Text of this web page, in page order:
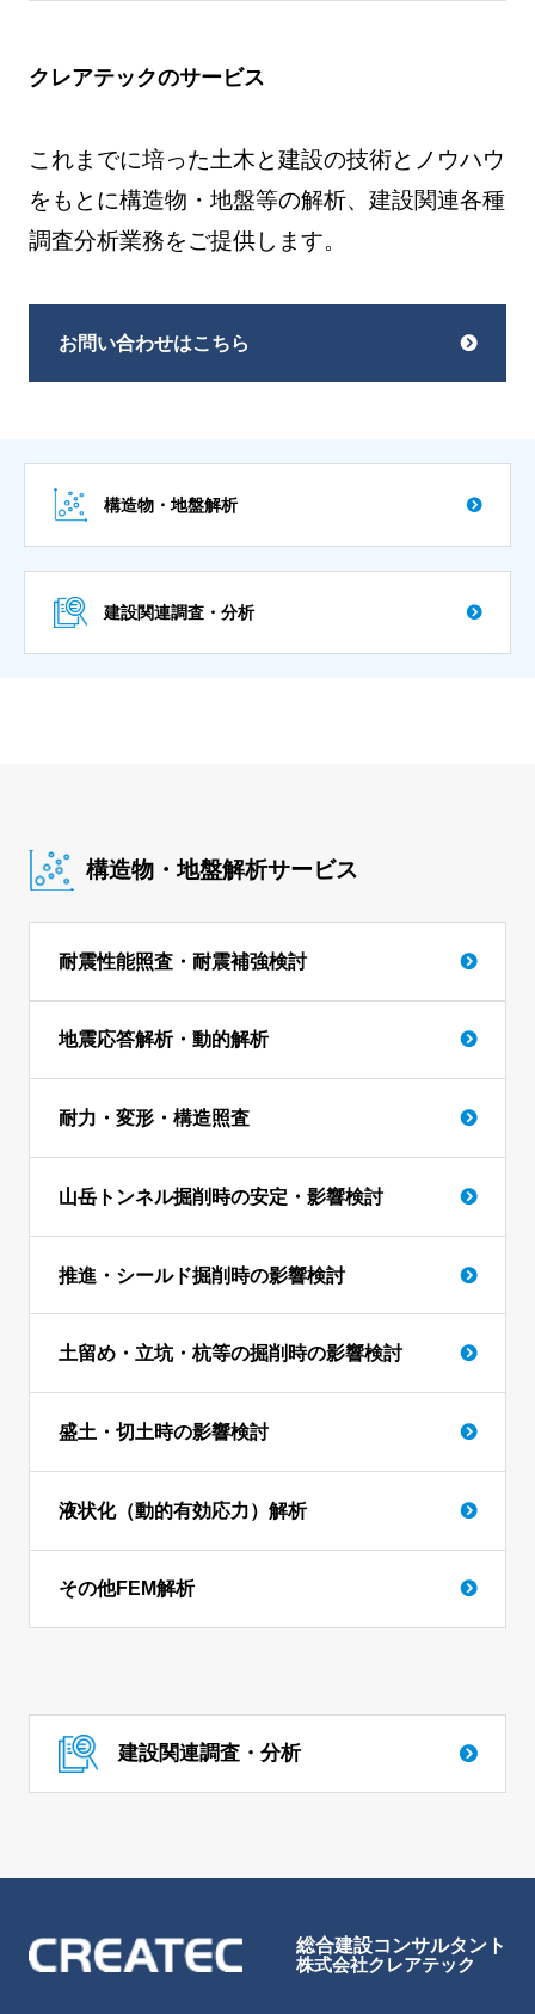
クレアテックのサービス
これまでに培った土木と建設の技術とノウハウ
をもとに構造物・地盤等の解析、建設関連各種
調査分析業務をご提供します。
お問い合わせはこちら
構造物・地盤解析
建設関連調査・分析
構造物・地盤解析サービス
耐震性能照査・耐震補強検討
地震応答解析・動的解析
耐力・変形・構造照査
山岳トンネル掘削時の安定・影響検討
推進・シールド掘削時の影響検討
土留め・立坑・杭等の掘削時の影響検討
盛土・切土時の影響検討
液状化（動的有効応力）解析
その他FEM解析
建設関連調査・分析
総合建設コンサルタント
株式会社クレアテック